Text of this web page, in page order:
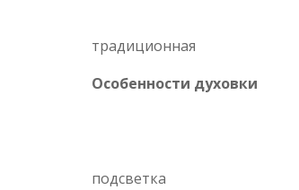
традиционная
Особенности духовки
подсветка